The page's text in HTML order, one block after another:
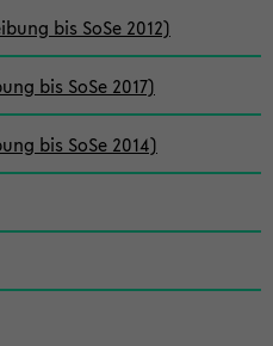
bis SoSe 2012)
bis SoSe 2017)
bis SoSe 2014)